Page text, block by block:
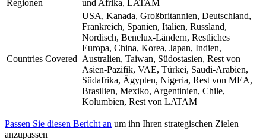
Regionen
und Afrika, LATAM
Countries Covered
USA, Kanada, Großbritannien, Deutschland,
Frankreich, Spanien, Italien, Russland,
Nordisch, Benelux-Ländern, Restliches
Europa, China, Korea, Japan, Indien,
Australien, Taiwan, Südostasien, Rest von
Asien-Pazifik, VAE, Türkei, Saudi-Arabien,
Südafrika, Ägypten, Nigeria, Rest von MEA,
Brasilien, Mexiko, Argentinien, Chile,
Kolumbien, Rest von LATAM
Passen Sie diesen Bericht an um ihn Ihren strategischen Zielen
anzupassen